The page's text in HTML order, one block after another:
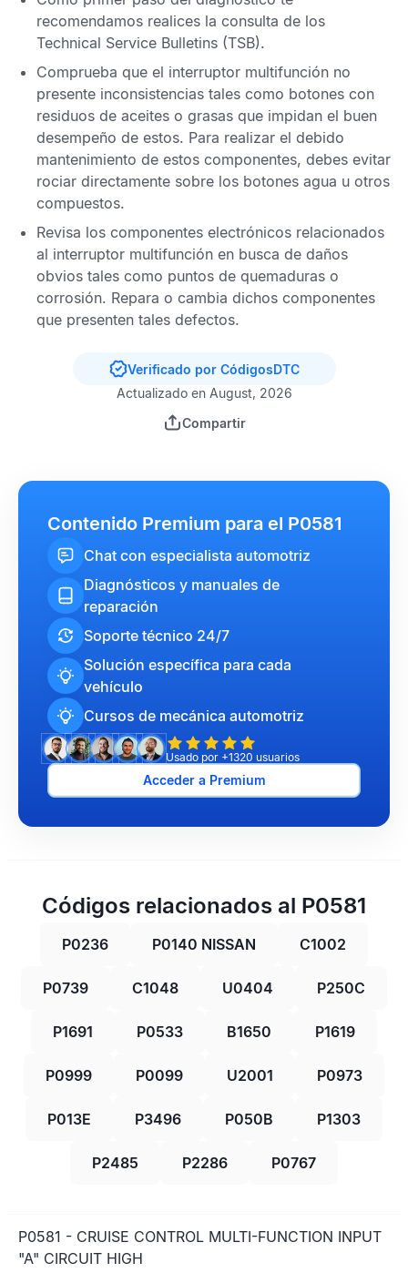
recomendamos realices la consulta de los
Technical Service Bulletins (TSB).
Comprueba que el interruptor multifunción no
presente inconsistencias tales como botones con
residuos de aceites o grasas que impidan el buen
desempeño de estos. Para realizar el debido
mantenimiento de estos componentes, debes evitar
rociar directamente sobre los botones agua u otros
compuestos.
Revisa los componentes electrónicos relacionados
al interruptor multifunción en busca de daños
obvios tales como puntos de quemaduras o
corrosión. Repara o cambia dichos componentes
que presenten tales defectos.
Verificado por CódigosDTC
Actualizado en August, 2026
Compartir
Contenido Premium para el P0581
Chat con especialista automotriz
Diagnósticos y manuales de
reparación
Soporte técnico 24/7
Solución específica para cada
vehículo
Cursos de mecánica automotriz
Usado por +1320 usuarios
Acceder a Premium
Códigos relacionados al P0581
P0236 P0140 NISSAN C1002
P0739 C1048 U0404 P250C
P1691 P0533 B1650 P1619
P0999 P0099 U2001 P0973
P013E P3496 P050B P1303
P2485 P2286 P0767
P0581 - CRUISE CONTROL MULTI-FUNCTION INPUT
"A" CIRCUIT HIGH